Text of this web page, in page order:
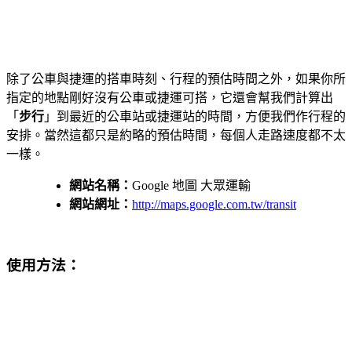
除了公車與捷運的搭車時刻、行程的預估時間之外，如果你所
指定的地點剛好沒有公車或捷運可搭，它還會幫我們計算出
「 步行 」到最近的公車站或捷運站的時間，方便我們作行程的
安排。當然這都只是約略的預估時間，每個人走路速度都不太
一樣。
網站名稱： Google 地圖 大眾運輸
網站網址： http://maps.google.com.tw/transit
使用方法：